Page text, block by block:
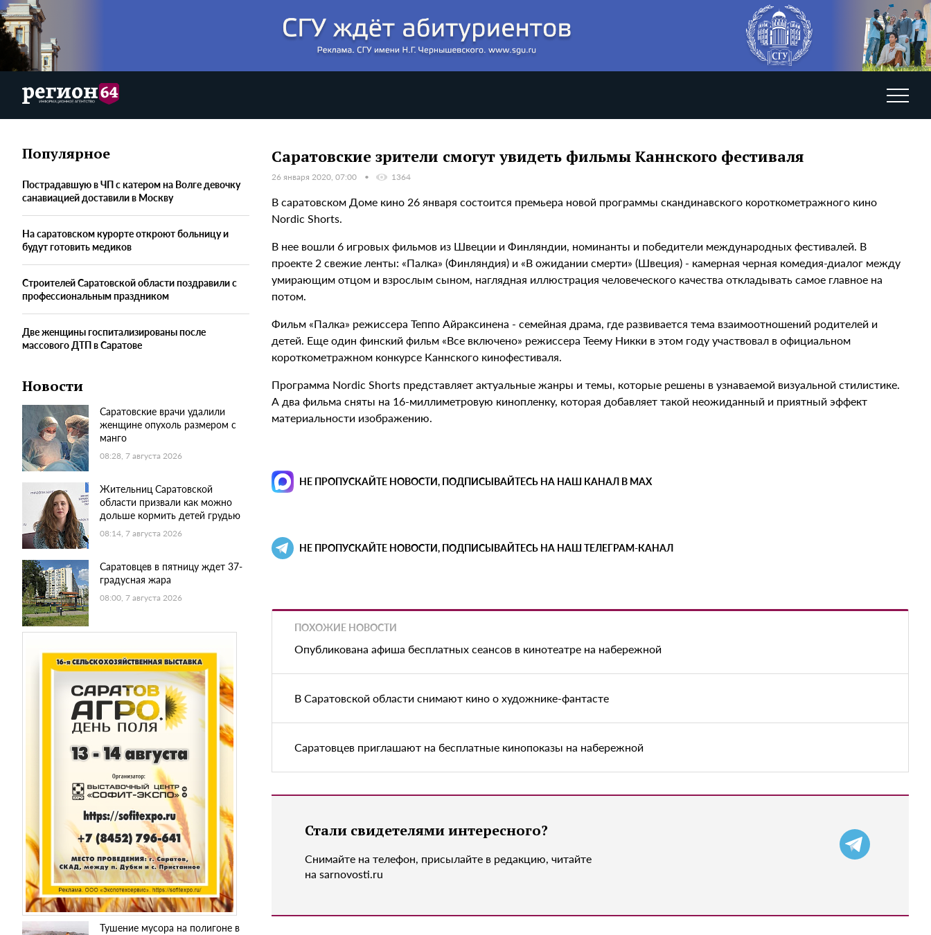
Популярное
Пострадавшую в ЧП с катером на Волге девочку
санавиацией доставили в Москву
На саратовском курорте откроют больницу и
будут готовить медиков
Строителей Саратовской области поздравили с
профессиональным праздником
Две женщины госпитализированы после
массового ДТП в Саратове
Новости
Саратовские врачи удалили
женщине опухоль размером с
манго
08:28, 7 августа 2026
Жительниц Саратовской
области призвали как можно
дольше кормить детей грудью
08:14, 7 августа 2026
Саратовцев в пятницу ждет 37-
градусная жара
08:00, 7 августа 2026
Тушение мусора на полигоне в
Саратовские зрители смогут увидеть фильмы Каннского фестиваля
26 января 2020, 07:00 1364
В саратовском Доме кино 26 января состоится премьера новой программы скандинавского короткометражного кино
Nordic Shorts.
В нее вошли 6 игровых фильмов из Швеции и Финляндии, номинанты и победители международных фестивалей. В
проекте 2 свежие ленты: «Палка» (Финляндия) и «В ожидании смерти» (Швеция) - камерная черная комедия-диалог между
умирающим отцом и взрослым сыном, наглядная иллюстрация человеческого качества откладывать самое главное на
потом.
Фильм «Палка» режиссера Теппо Айраксинена - семейная драма, где развивается тема взаимоотношений родителей и
детей. Еще один финский фильм «Все включено» режиссера Теему Никки в этом году участвовал в официальном
короткометражном конкурсе Каннского кинофестиваля.
Программа Nordic Shorts представляет актуальные жанры и темы, которые решены в узнаваемой визуальной стилистике.
А два фильма сняты на 16-миллиметровую кинопленку, которая добавляет такой неожиданный и приятный эффект
материальности изображению.
НЕ ПРОПУСКАЙТЕ НОВОСТИ, ПОДПИСЫВАЙТЕСЬ НА НАШ КАНАЛ В MAX
НЕ ПРОПУСКАЙТЕ НОВОСТИ, ПОДПИСЫВАЙТЕСЬ НА НАШ ТЕЛЕГРАМ-КАНАЛ
ПОХОЖИЕ НОВОСТИ
Опубликована афиша бесплатных сеансов в кинотеатре на набережной
В Саратовской области снимают кино о художнике-фантасте
Саратовцев приглашают на бесплатные кинопоказы на набережной
Стали свидетелями интересного?
Снимайте на телефон, присылайте в редакцию, читайте
на sarnovosti.ru